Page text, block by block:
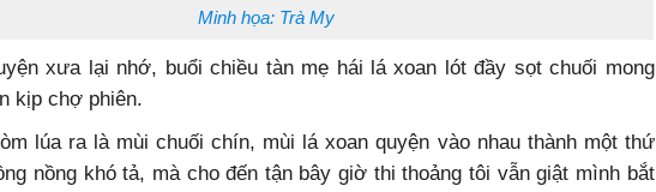
Minh họa: Trà My
xưa lại nhớ, buổi chiều tàn mẹ hái lá xoan lót đầy sọt chuối mong
kịp chợ phiên.
lúa ra là mùi chuối chín, mùi lá xoan quyện vào nhau thành một thứ
nồng khó tả, mà cho đến tận bây giờ thi thoảng tôi vẫn giật mình bắt